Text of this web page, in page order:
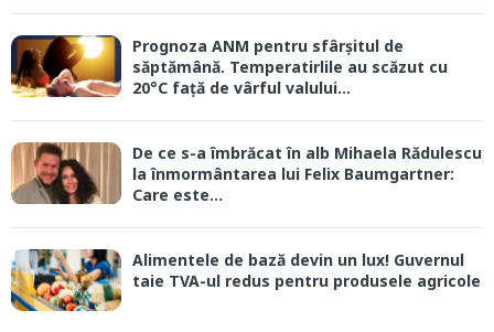
Prognoza ANM pentru sfârșitul de
săptămână. Temperatirlile au scăzut cu
20°C față de vârful valului...
De ce s-a îmbrăcat în alb Mihaela Rădulescu
la înmormântarea lui Felix Baumgartner:
Care este...
Alimentele de bază devin un lux! Guvernul
taie TVA-ul redus pentru produsele agricole